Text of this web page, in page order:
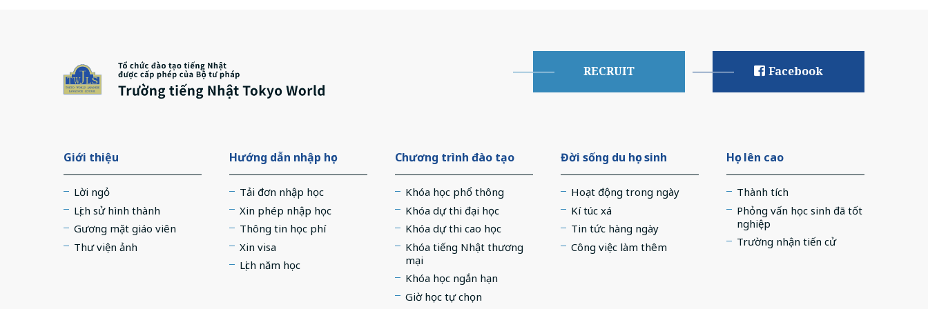
RECRUIT Facebook
Giới thiệu
Lời ngỏ
Lịch sử hình thành
Gương mặt giáo viên
Thư viện ảnh
Hướng dẫn nhập học
Tải đơn nhập học
Xin phép nhập học
Thông tin học phí
Xin visa
Lịch năm học
Chương trình đào tạo
Khóa học phổ thông
Khóa dự thi đại học
Khóa dự thi cao học
Khóa tiếng Nhật thương
mại
Khóa học ngắn hạn
Giờ học tự chọn
Đời sống du học sinh
Hoạt động trong ngày
Kí túc xá
Tin tức hàng ngày
Công việc làm thêm
Học lên cao
Thành tích
Phỏng vấn học sinh đã tốt
nghiệp
Trường nhận tiến cử